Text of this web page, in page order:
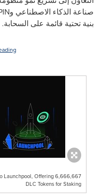
بنية تحتية قائمة على السحابة.
Launchpool, Offering 6,666,667
DLC Tokens for Staking